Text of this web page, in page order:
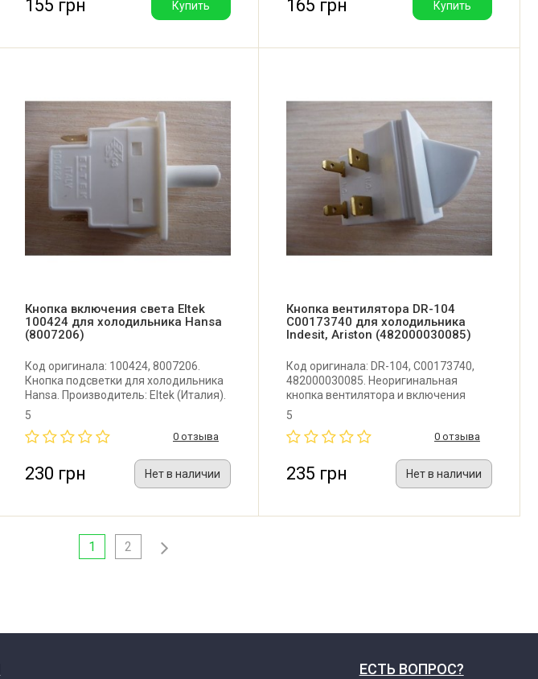
155 грн Купить 165 грн Купить
Кнопка включения света Eltek
100424 для холодильника Hansa
(8007206)
Код оригинала: 100424, 8007206.
Кнопка подсветки для холодильника
Hansa. Производитель: Eltek (Италия).
5
0 отзыва
230 грн Нет в наличии
Кнопка вентилятора DR-104
C00173740 для холодильника
Indesit, Ariston (482000030085)
Код оригинала: DR-104, C00173740,
482000030085. Неоригинальная
кнопка вентилятора и включения
света для холодильника Ariston,
Indesit, Scholtes. Количество
контактов: 4.
5
0 отзыва
235 грн Нет в наличии
1 2
ЕСТЬ ВОПРОС?